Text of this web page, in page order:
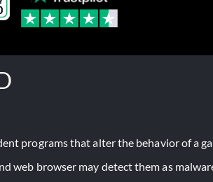
programs that alter the behavior of a
web browser may detect them as